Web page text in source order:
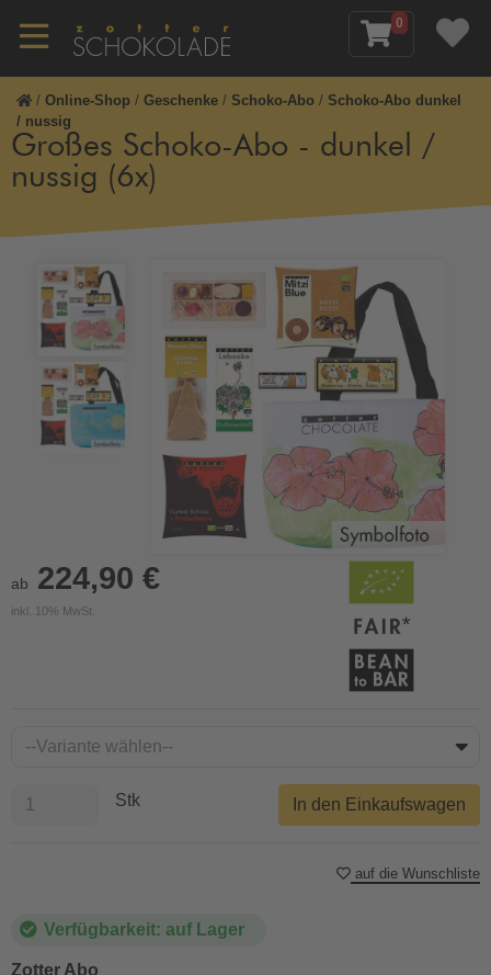
0
/ Online-Shop / Geschenke / Schoko-Abo / Schoko-Abo dunkel
/ nussig
Großes Schoko-Abo - dunkel /
nussig (6x)
ab 224,90 €
inkl. 10% MwSt.
Verfügbarkeit: auf Lager
Zotter Abo
Stk In den Einkaufswagen
auf die Wunschliste